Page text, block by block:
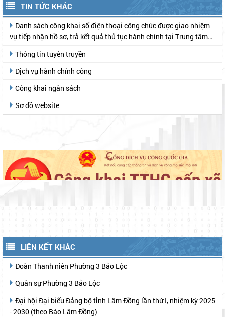
TIN TỨC KHÁC
vụ tiếp nhận hồ sơ, trả kết quả thủ tục hành chính tại Trung tâm
Thông tin tuyên truyền
Dịch vụ hành chính công
Công khai ngân sách
Sơ đồ website
LIÊN KẾT KHÁC
Đoàn Thanh niên Phường 3 Bảo Lộc
Quân sự Phường 3 Bảo Lộc
- 2030 (theo Báo Lâm Đồng)